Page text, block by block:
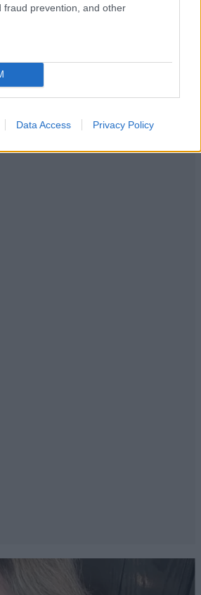
fraud prevention, and other
Data Access Privacy Policy
ζωή: «Δεν αποτελεί
συζήτησης»